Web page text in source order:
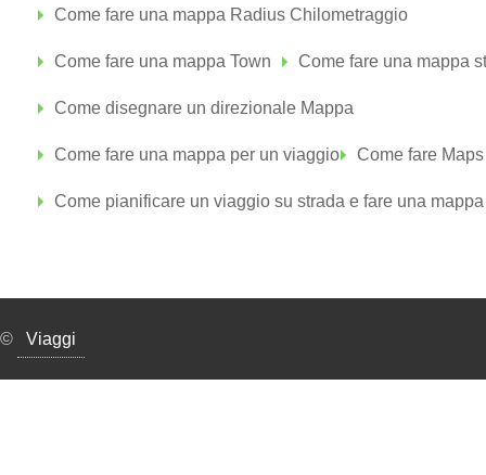
Come fare una mappa Radius Chilometraggio
Come fare una mappa Town Come fare una mappa
Come disegnare un direzionale Mappa
Come fare una mappa per un viaggio Come fare
Come pianificare un viaggio su strada e fare una mappa
© Viaggi